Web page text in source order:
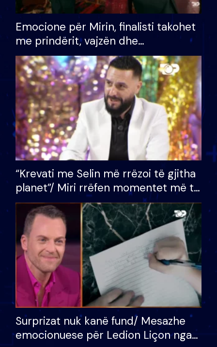
Emocione për Mirin, finalisti takohet
me prindërit, vajzën dhe
bashkëshorten: S’kemi ndonjë letër
divorci apo jo?
“Krevati me Selin më rrëzoi të gjitha
planet”/ Miri rrëfen momentet më të
bukura në shtëpinë e BB VIP: Do më
mungojë zilja e mëngjesit kur…
Surprizat nuk kanë fund/ Mesazhe
emocionuese për Ledion Liçon nga